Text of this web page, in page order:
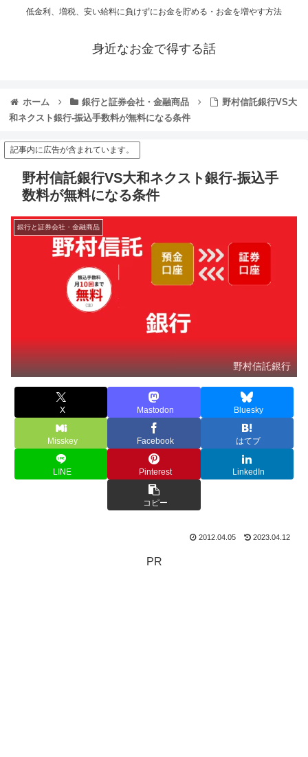
低金利、増税、安い給料に負けずにお金を貯める・お金を増やす方法
身近なお金で得する話
ホーム 銀行と証券会社・金融商品
野村信託銀行VS大
和ネクスト銀行-振込手数料が無料になる条件
記事内に広告が含まれています。
野村信託銀行VS大和ネクスト銀行-振込手
数料が無料になる条件
銀行と証券会社・金融商品
野村信託銀行
X Mastodon Bluesky
Misskey Facebook はてブ
LINE Pinterest LinkedIn
コピー
2012.04.05 2023.04.12
PR